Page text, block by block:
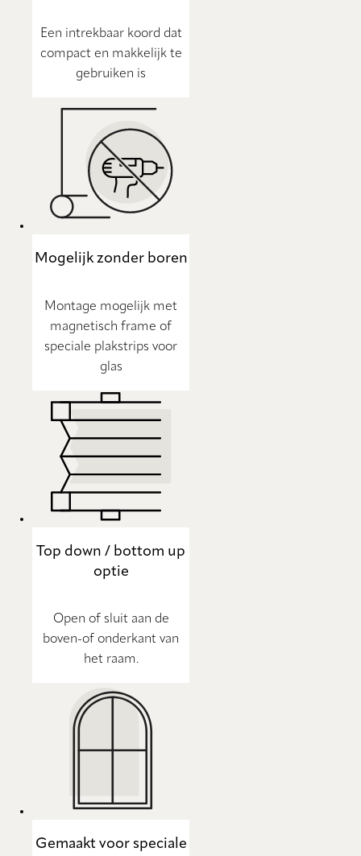
Een intrekbaar koord dat
compact en makkelijk te
gebruiken is
Mogelijk zonder boren
Montage mogelijk met
magnetisch frame of
speciale plakstrips voor
glas
Top down / bottom up
optie
Open of sluit aan de
boven-of onderkant van
het raam.
Gemaakt voor speciale